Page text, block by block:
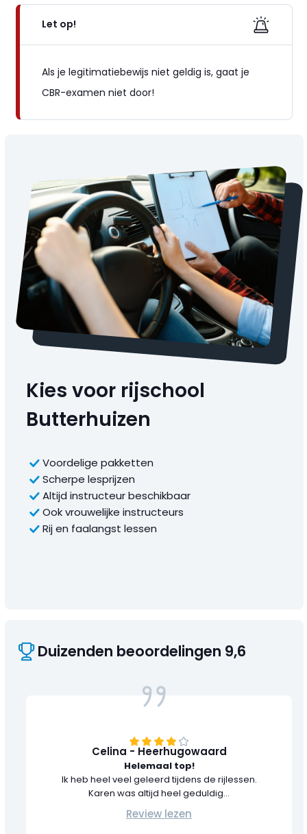
Let op!
Als je legitimatiebewijs niet geldig is, gaat je
CBR-examen niet door!
Kies voor rijschool
Butterhuizen
Voordelige pakketten
Scherpe lesprijzen
Altijd instructeur beschikbaar
Ook vrouwelijke instructeurs
Rij en faalangst lessen
Duizenden beoordelingen 9,6
Celina - Heerhugowaard
Helemaal top!
Ik heb heel veel geleerd tijdens de rijlessen.
Karen was altijd heel geduldig...
Review lezen